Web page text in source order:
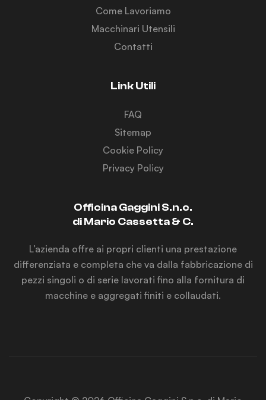
Come Lavoriamo
Macchinari Utensili
Contatti
Link Utili
FAQ
Sitemap
Cookie Policy
Privacy Policy
Officina Gaggini S.n.c.
di Mario Cassetta & C.
L’azienda offre ai propri clienti una prestazione
differenziata e completa che va dalla fabbricazione di
pezzi singoli o di serie lavorati fino alla fornitura di
macchine e aggregati finiti e collaudati.